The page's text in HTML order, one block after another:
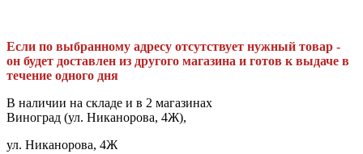
Если по выбранному адресу отсутствует нужный товар -
он будет доставлен из другого магазина и готов к выдаче в
течение одного дня
В наличии на складе и в 2 магазинах
Виноград (ул. Никанорова, 4Ж),
ул. Никанорова, 4Ж